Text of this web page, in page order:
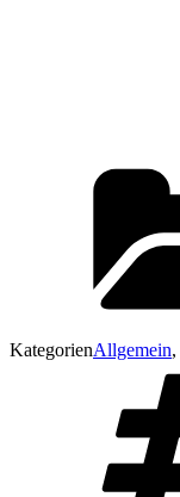
KategorienAllgemein,